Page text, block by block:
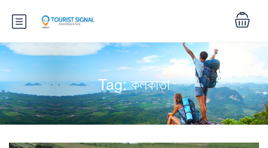
Tag:কলকাতা